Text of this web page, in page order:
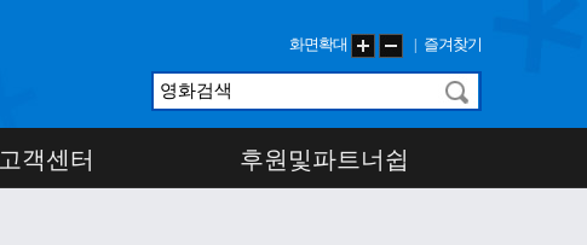
화면확대 즐겨찾기
고객센터 후원및파트너쉽